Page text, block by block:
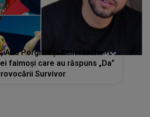
Ana Porgras și Zannidache
faimoși care au răspuns „Da”
Survivor